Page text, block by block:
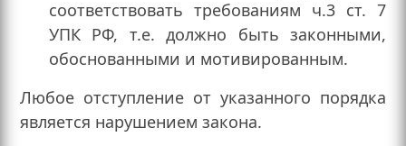
соответствовать требованиям ч.3 ст. 7
УПК РФ, т.е. должно быть законными,
обоснованными и мотивированным.
Любое отступление от указанного порядка
является нарушением закона.